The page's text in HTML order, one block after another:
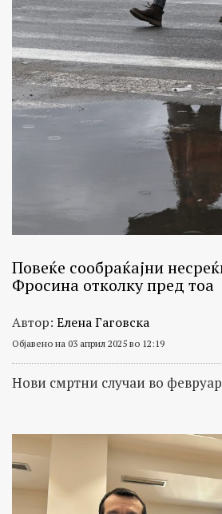
Повеќе сообраќајни
Фросина отколку пред тоа
Автор: Елена Гаговска
Објавено на 03 април 2025 во 12:19
Нови смртни случаи во